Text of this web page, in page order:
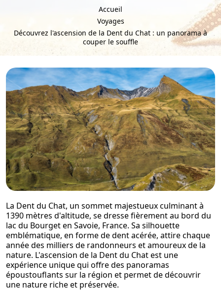
Accueil
Voyages
Découvrez l'ascension de la Dent du Chat : un panorama à
couper le souffle
La Dent du Chat, un sommet majestueux culminant à
1390 mètres d'altitude, se dresse fièrement au bord du
lac du Bourget en Savoie, France. Sa silhouette
emblématique, en forme de dent acérée, attire chaque
année des milliers de randonneurs et amoureux de la
nature. L'ascension de la Dent du Chat est une
expérience unique qui offre des panoramas
époustouflants sur la région et permet de découvrir
une nature riche et préservée.